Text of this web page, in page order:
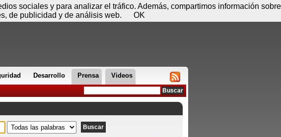
Desarrollo Prensa Videos
Viernes 07 de agosto - 20:09 Registrar Conectar
sociales y para analizar el tráfico. Además, compartimos información sobre
de publicidad y de análisis web.
OK